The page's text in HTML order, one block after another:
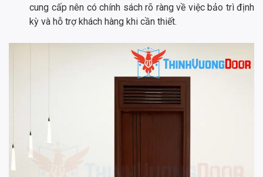
cung cấp nên có chính sách rõ ràng về việc bảo trì định
kỳ và hỗ trợ khách hàng khi cần thiết.